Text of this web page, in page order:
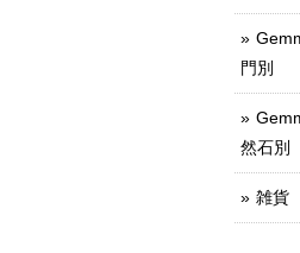
門別
然石別
雑貨